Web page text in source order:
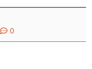
0